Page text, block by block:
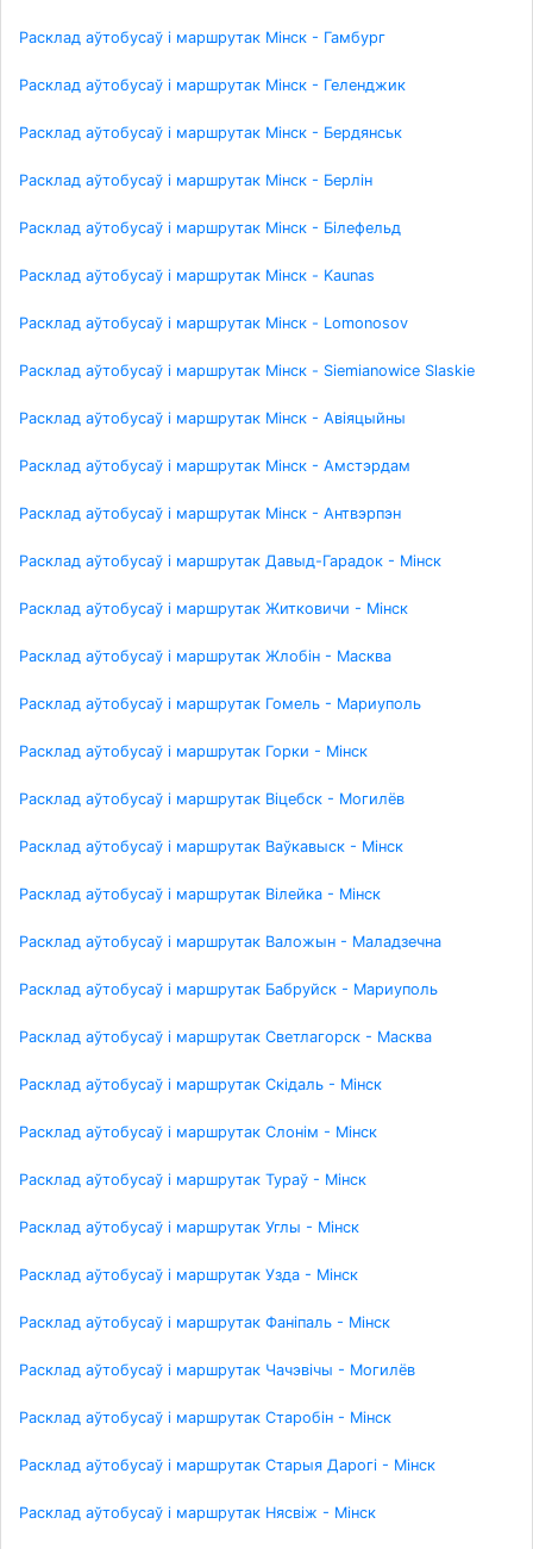
Расклад аўтобусаў і маршрутак Мінск - Гамбург
Расклад аўтобусаў і маршрутак Мінск - Геленджик
Расклад аўтобусаў і маршрутак Мінск - Бердянськ
Расклад аўтобусаў і маршрутак Мінск - Берлін
Расклад аўтобусаў і маршрутак Мінск - Білефельд
Расклад аўтобусаў і маршрутак Мінск - Kaunas
Расклад аўтобусаў і маршрутак Мінск - Lomonosov
Расклад аўтобусаў і маршрутак Мінск - Siemianowice Slaskie
Расклад аўтобусаў і маршрутак Мінск - Авіяцыйны
Расклад аўтобусаў і маршрутак Мінск - Амстэрдам
Расклад аўтобусаў і маршрутак Мінск - Антвэрпэн
Расклад аўтобусаў і маршрутак Давыд-Гарадок - Мінск
Расклад аўтобусаў і маршрутак Житковичи - Мінск
Расклад аўтобусаў і маршрутак Жлобін - Масква
Расклад аўтобусаў і маршрутак Гомель - Мариуполь
Расклад аўтобусаў і маршрутак Горки - Мінск
Расклад аўтобусаў і маршрутак Віцебск - Могилёв
Расклад аўтобусаў і маршрутак Ваўкавыск - Мінск
Расклад аўтобусаў і маршрутак Вілейка - Мінск
Расклад аўтобусаў і маршрутак Валожын - Маладзечна
Расклад аўтобусаў і маршрутак Бабруйск - Мариуполь
Расклад аўтобусаў і маршрутак Светлагорск - Масква
Расклад аўтобусаў і маршрутак Скідаль - Мінск
Расклад аўтобусаў і маршрутак Слонім - Мінск
Расклад аўтобусаў і маршрутак Тураў - Мінск
Расклад аўтобусаў і маршрутак Углы - Мінск
Расклад аўтобусаў і маршрутак Узда - Мінск
Расклад аўтобусаў і маршрутак Фаніпаль - Мінск
Расклад аўтобусаў і маршрутак Чачэвічы - Могилёв
Расклад аўтобусаў і маршрутак Старобін - Мінск
Расклад аўтобусаў і маршрутак Старыя Дарогі - Мінск
Расклад аўтобусаў і маршрутак Нясвіж - Мінск